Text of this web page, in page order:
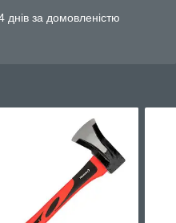
за домовленістю